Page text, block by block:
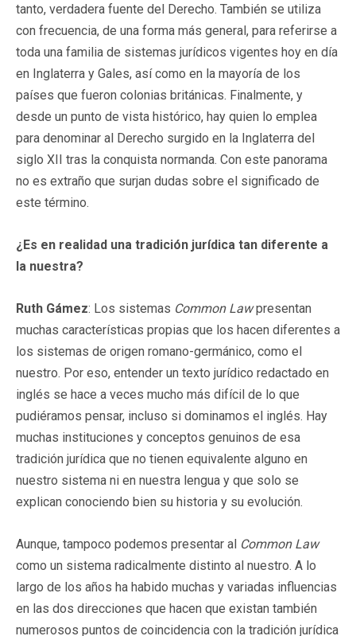
tanto, verdadera fuente del Derecho. También se utiliza
con frecuencia, de una forma más general, para referirse a
toda una familia de sistemas jurídicos vigentes hoy en día
en Inglaterra y Gales, así como en la mayoría de los
países que fueron colonias británicas. Finalmente, y
desde un punto de vista histórico, hay quien lo emplea
para denominar al Derecho surgido en la Inglaterra del
siglo XII tras la conquista normanda. Con este panorama
no es extraño que surjan dudas sobre el significado de
este término.
¿Es en realidad una tradición jurídica tan diferente a
la nuestra?
Ruth Gámez: Los sistemas Common Lawpresentan
muchas características propias que los hacen diferentes a
los sistemas de origen romano-germánico, como el
nuestro. Por eso, entender un texto jurídico redactado en
inglés se hace a veces mucho más difícil de lo que
pudiéramos pensar, incluso si dominamos el inglés. Hay
muchas instituciones y conceptos genuinos de esa
tradición jurídica que no tienen equivalente alguno en
nuestro sistema ni en nuestra lengua y que solo se
explican conociendo bien su historia y su evolución.
Aunque, tampoco podemos presentar al Common Law
como un sistema radicalmente distinto al nuestro. A lo
largo de los años ha habido muchas y variadas influencias
en las dos direcciones que hacen que existan también
numerosos puntos de coincidencia con la tradición jurídica